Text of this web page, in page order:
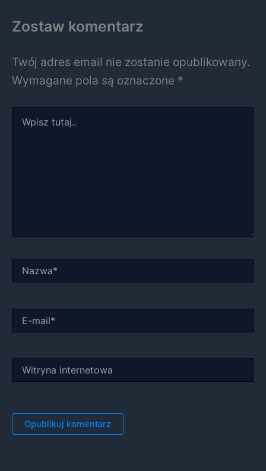
Zostaw komentarz
Twój adres email nie zostanie opublikowany.
Wymagane pola są oznaczone *
tutaj..
mail*
internetowa